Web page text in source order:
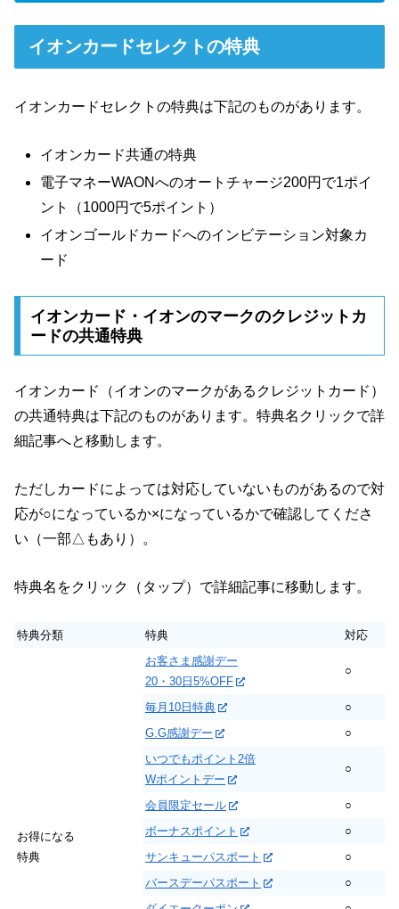
イオンカードセレクトの特典
イオンカードセレクトの特典は下記のものがあります。
イオンカード共通の特典
電子マネーWAONへのオートチャージ200円で1ポイ
ント（1000円で5ポイント）
イオンゴールドカードへのインビテーション対象カ
ード
イオンカード・イオンのマークのクレジットカ
ードの共通特典
イオンカード（イオンのマークがあるクレジットカード）
の共通特典は下記のものがあります。特典名クリックで詳
細記事へと移動します。
ただしカードによっては対応していないものがあるので対
応が○になっているか×になっているかで確認してくださ
い（一部△もあり）。
特典名をクリック（タップ）で詳細記事に移動します。
特典分類 特典 対応
お得になる
特典
お客さま感謝デー
20・30日5%OFF
○
毎月10日特典
○
G.G感謝デー
○
いつでもポイント2倍
Wポイントデー
○
会員限定セール
○
ボーナスポイント
○
サンキューパスポート
○
バースデーパスポート
○